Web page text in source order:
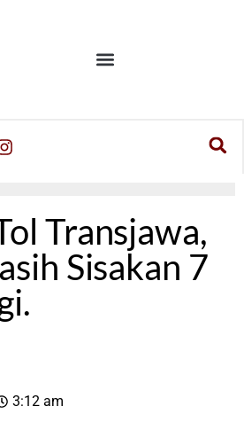
Transjawa,
Sisakan 7
3:12 am